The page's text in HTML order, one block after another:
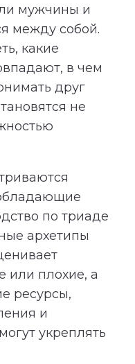
мужчины и
между собой.
какие
в чем
друг
не
по триаде
архетипы
или плохие, а
ресурсы,
и
укреплять